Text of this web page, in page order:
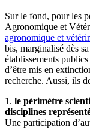
Sur le fond, pour les
Agronomique et
agronomique et
bis, marginalisé dès
établissements
d’être mis en
recherche. Aussi, ils
1. le périmètre
disciplines
Une participation